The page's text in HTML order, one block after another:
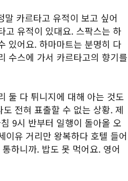
카르타고 유적이 보고 싶어
고 유적이 있대요. 스팍스는 하
있어요. 하마마트는 분명히 다
수스에 가서 카르타고의 향기를
둘 다 튀니지에 대해 아는 것도
전혀 표출할 수 없는 상황. 제
9시 반부터 일행이 돌아올 오
이유 거리만 왕복하다 호텔 들어
하니까. 밥도 못 먹어요. 영어